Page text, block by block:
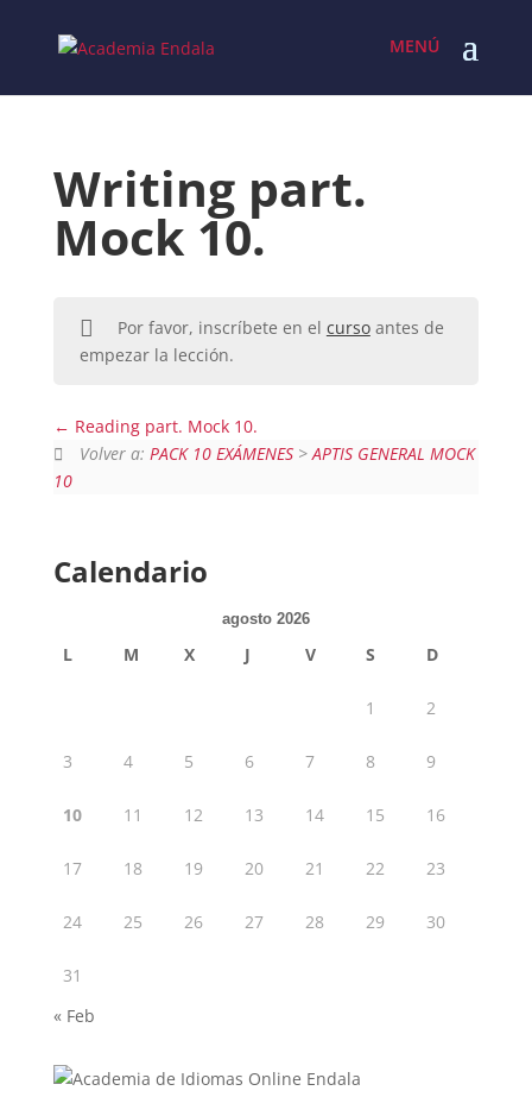
content
Writing part.
Mock 10.
Por favor, inscríbete en el cursoantes de
empezar la lección.
Reading part. Mock 10.
Volver a: PACK 10 EXÁMENES >APTIS GENERAL MOCK
10
Calendario
agosto 2026
L M X J V S D
1 2
3 4 5 6 7 8 9
10 11 12 13 14 15 16
17 18 19 20 21 22 23
24 25 26 27 28 29 30
31
« Feb